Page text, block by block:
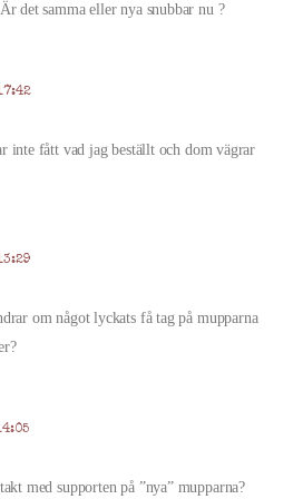
det samma eller nya snubbar nu ?
inte fått vad jag beställt och dom vägrar
om något lyckats få tag på mupparna
med supporten på ”nya” mupparna?